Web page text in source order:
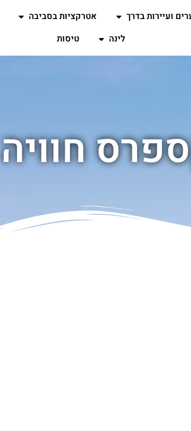
ועיירות בדרך אטרקציות בסביבה
לינה
טיסות